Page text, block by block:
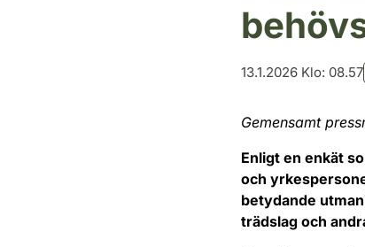
13.1.2026 Klo: 08.57
Gemensamt
Enligt en enkät
och
betydande
trädslag och